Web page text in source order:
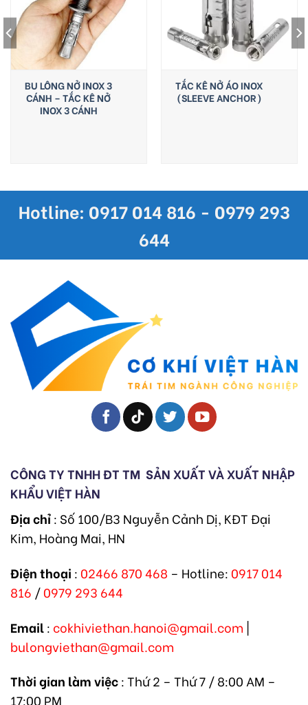
BU LÔNG NỞ INOX 3
CÁNH – TẮC KÊ NỞ
INOX 3 CÁNH
TẮC KÊ NỞ ÁO INOX
(SLEEVE ANCHOR)
Hotline: 0917 014 816 - 0979 293
644
CÔNG TY TNHH ĐT TM SẢN XUẤT VÀ XUẤT NHẬP
KHẨU VIỆT HÀN
Địa chỉ: Số 100/B3 Nguyễn Cảnh Dị, KĐT Đại
Kim, Hoàng Mai, HN
Điện thoại : 02466 870 468 – Hotline: 0917 014
816 /0979 293 644
Email: cokhiviethan.hanoi@gmail.com |
bulongviethan@gmail.com
Thời gian làm việc: Thứ 2 – Thứ 7 / 8:00 AM –
17:00 PM